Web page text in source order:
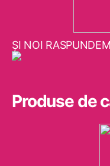
ŞI NOI
Produse de